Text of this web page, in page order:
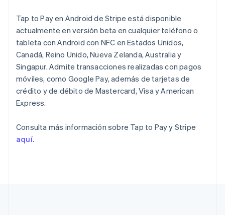
Tap to Pay en Android de Stripe está disponible
actualmente en versión beta en cualquier teléfono o
tableta con Android con NFC en Estados Unidos,
Canadá, Reino Unido, Nueva Zelanda, Australia y
Singapur. Admite transacciones realizadas con pagos
móviles, como Google Pay, además de tarjetas de
crédito y de débito de Mastercard, Visa y American
Express.
Consulta más información sobre Tap to Pay y Stripe
aquí.
Nederlands English
Polonia
English
Portugal
Português English
RAE de Hong Kong, China
English简体中文
Reino Unido
English
Rumanía
English